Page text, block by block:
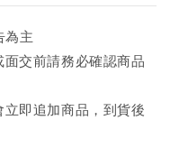
為主
交前請務必確認商品
即追加商品，到貨後